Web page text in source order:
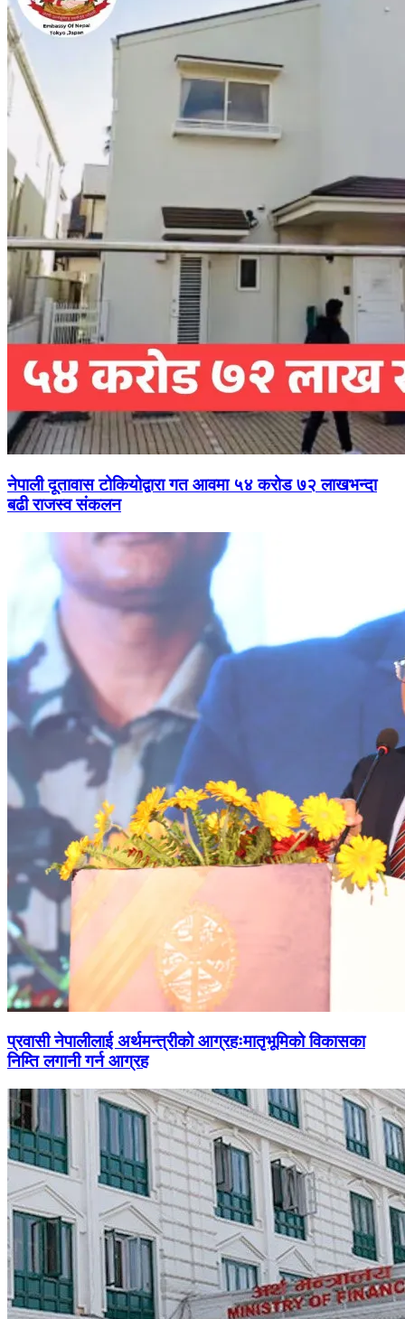
नेपाली दूतावास टोकियोद्वारा गत आवमा ५४ करोड ७२ लाखभन्दा
बढी राजस्व संकलन
प्रवासी नेपालीलाई अर्थमन्त्रीको आग्रहःमातृभूमिको विकासका
निम्ति लगानी गर्न आग्रह